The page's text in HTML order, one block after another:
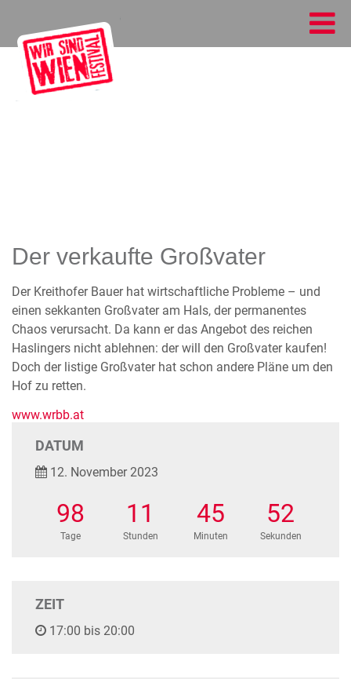
Der verkaufte Großvater
Der Kreithofer Bauer hat wirtschaftliche Probleme – und
einen sekkanten Großvater am Hals, der permanentes
Chaos verursacht. Da kann er das Angebot des reichen
Haslingers nicht ablehnen: der will den Großvater kaufen!
Doch der listige Großvater hat schon andere Pläne um den
Hof zu retten.
www.wrbb.at
DATUM
12. November 2023
98
Tage
11
Stunden
45
Minuten
52
Sekunden
ZEIT
17:00 bis 20:00